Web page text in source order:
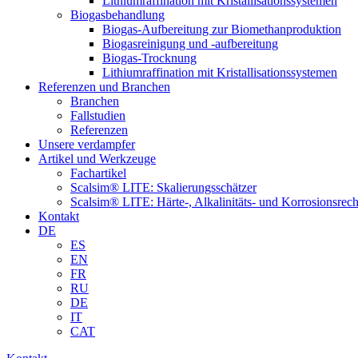
Biogasbehandlung
Biogas-Aufbereitung zur Biomethanproduktion
Biogasreinigung und -aufbereitung
Biogas-Trocknung
Lithiumraffination mit Kristallisationssystemen
Referenzen und Branchen
Branchen
Fallstudien
Referenzen
Unsere verdampfer
Artikel und Werkzeuge
Fachartikel
Scalsim® LITE: Skalierungsschätzer
Scalsim® LITE: Härte-, Alkalinitäts- und
Kontakt
DE
ES
EN
FR
RU
DE
IT
CAT